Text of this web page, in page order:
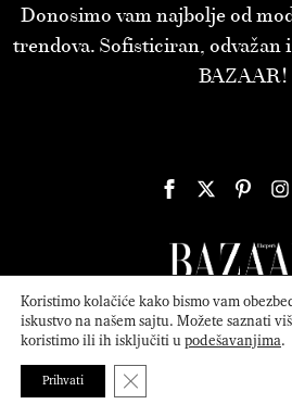
Donosimo vam najbolje od
trendova. Sofisticiran, odvažan i
BAZAAR!
© 2026ATTICA MEDIASerbia, Inc. All
Koristimo kolačiće kako bismo vam
iskustvo na našem sajtu. Možete saznati
koristimo ili ih isključiti upodešavanjima.
Prihvati Close GDPR Cookie Banner